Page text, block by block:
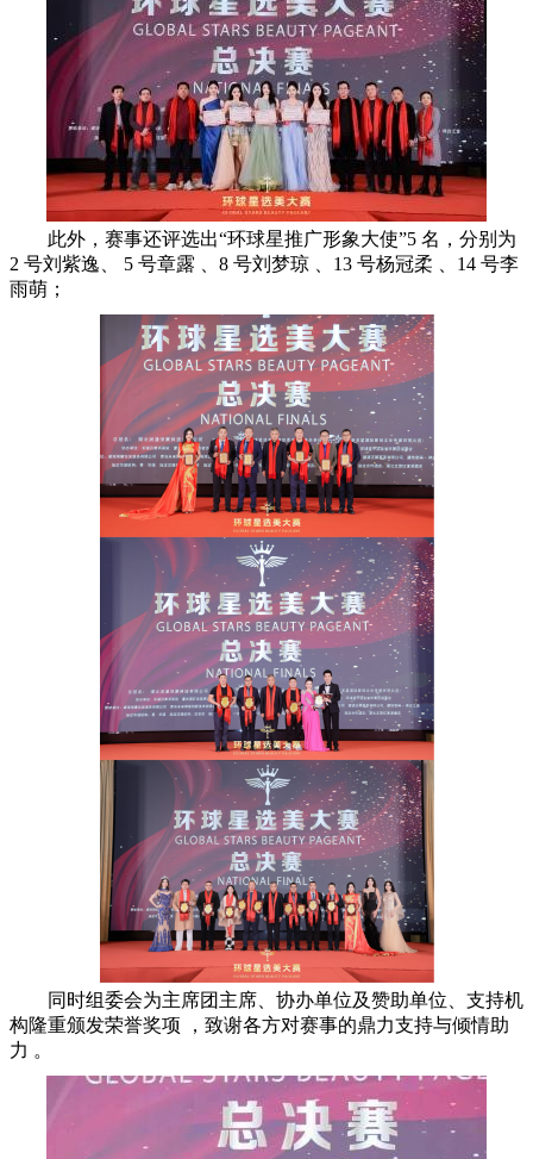
此外，赛事还评选出“环球星推广形象大使”5 名，分别为
2 号刘紫逸、 5 号章露 、8 号刘梦琼 、13 号杨冠柔 、14 号李
雨萌；
同时组委会为主席团主席、协办单位及赞助单位、支持机
构隆重颁发荣誉奖项 ，致谢各方对赛事的鼎力支持与倾情助
力 。